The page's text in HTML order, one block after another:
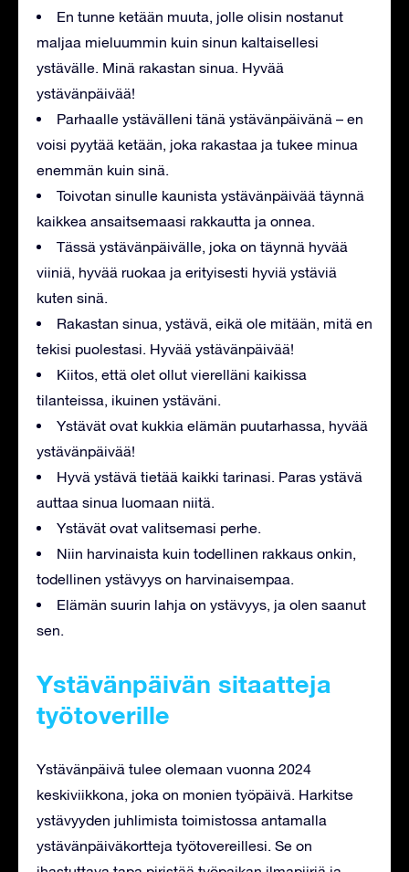
En tunne ketään muuta, jolle olisin nostanut
maljaa mieluummin kuin sinun kaltaisellesi
ystävälle. Minä rakastan sinua. Hyvää
ystävänpäivää!
Parhaalle ystävälleni tänä ystävänpäivänä – en
voisi pyytää ketään, joka rakastaa ja tukee minua
enemmän kuin sinä.
Toivotan sinulle kaunista ystävänpäivää täynnä
kaikkea ansaitsemaasi rakkautta ja onnea.
Tässä ystävänpäivälle, joka on täynnä hyvää
viiniä, hyvää ruokaa ja erityisesti hyviä ystäviä
kuten sinä.
Rakastan sinua, ystävä, eikä ole mitään, mitä en
tekisi puolestasi. Hyvää ystävänpäivää!
Kiitos, että olet ollut vierelläni kaikissa
tilanteissa, ikuinen ystäväni.
Ystävät ovat kukkia elämän puutarhassa, hyvää
ystävänpäivää!
Hyvä ystävä tietää kaikki tarinasi. Paras ystävä
auttaa sinua luomaan niitä.
Ystävät ovat valitsemasi perhe.
Niin harvinaista kuin todellinen rakkaus onkin,
todellinen ystävyys on harvinaisempaa.
Elämän suurin lahja on ystävyys, ja olen saanut
sen.
Ystävänpäivän sitaatteja
työtoverille
Ystävänpäivä tulee olemaan vuonna 2024
keskiviikkona, joka on monien työpäivä. Harkitse
ystävyyden juhlimista toimistossa antamalla
ystävänpäiväkortteja työtovereillesi. Se on